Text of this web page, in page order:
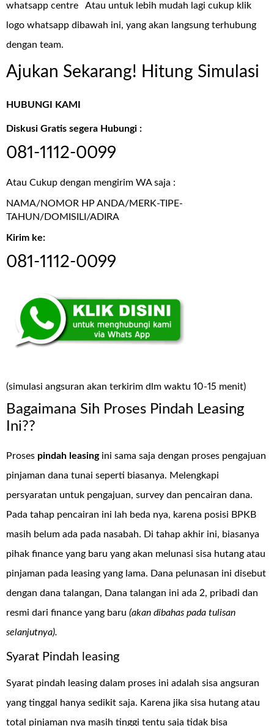
whatsapp centre
Atau untuk lebih mudah lagi cukup klik
logo whatsapp dibawah ini, yang akan langsung terhubung
dengan team.
Ajukan Sekarang! Hitung Simulasi
HUBUNGI KAMI
Diskusi Gratis segera Hubungi :
081-1112-0099
Atau Cukup dengan mengirim WA saja :
NAMA/NOMOR HP ANDA/MERK-TIPE-
TAHUN/DOMISILI/ADIRA
Kirim ke:
081-1112-0099
(simulasi angsuran akan terkirim dlm waktu 10-15 menit)
Bagaimana Sih Proses Pindah Leasing
Ini??
Proses pindah leasingini sama saja dengan proses pengajuan
pinjaman dana tunai seperti biasanya. Melengkapi
persyaratan untuk pengajuan, survey dan pencairan dana.
Pada tahap pencairan ini lah beda nya, karena posisi BPKB
masih belum ada pada nasabah. Di tahap akhir ini, biasanya
pihak finance yang baru yang akan melunasi sisa hutang atau
pinjaman pada leasing yang lama. Dana pelunasan ini disebut
dengan dana talangan, Dana talangan ini ada 2, pribadi dan
resmi dari finance yang baru (akan dibahas pada tulisan
selanjutnya).
Syarat Pindah leasing
Syarat pindah leasing dalam proses ini adalah sisa angsuran
yang tinggal hanya sedikit saja. Karena jika sisa hutang atau
total pinjaman nya masih tinggi tentu saja tidak bisa